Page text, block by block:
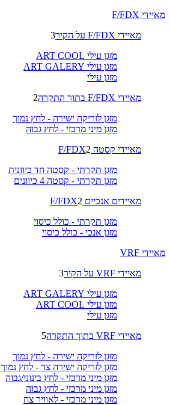
מאיידי F/FDX
מאיידי F/FDX על הקיר
3
מזגן עילי ART COOL
מזגן עילי ART GALERY
מזגן עילי
מאיידי F/FDX בתוך התקרה
2
מזגן לזריקה ישירה - לחץ נמוך
מזגן מיני מרכזי - לחץ גבוה
מאיידי קסטה F/FDX 2
מזגן תקרתי - קסטה חד כיוונית
מזגן תקרתי - קסטה 4 כיוונים
מאיידים אנכיים F/FDX 2
מזגן תקרתי - כולל כיסוי
מזגן אנכי - כולל כיסוי
מאיידי VRF
מאיידי VRF על הקיר
3
מזגן עילי ART GALERY
מזגן עילי ART COOL
מזגן עילי
מאיידי VRF בתוך התקרה
5
מזגן לזריקה ישירה - לחץ נמוך
מזגן לזריקה ישירה צר - לחץ נמוך
מזגן מיני מרכזי - לחץ בינוני/גבוה
מזגן מיני מרכזי - לחץ גבוה
מזגן מיני מרכזי - לאוויר צח